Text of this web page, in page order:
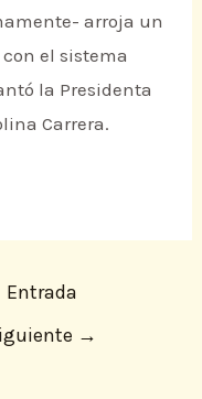
arroja un
el sistema
la Presidenta
Carrera.
Entrada
→